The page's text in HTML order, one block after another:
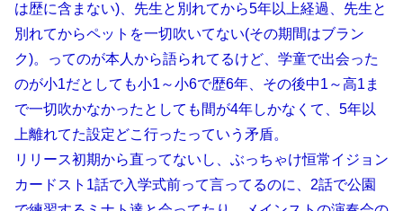
は歴に含まない)、先生と別れてから5年以上経過、先生と
別れてからペットを一切吹いてない(その期間はブラン
ク)。ってのが本人から語られてるけど、学童で出会った
のが小1だとしても小1～小6で歴6年、その後中1～高1ま
で一切吹かなかったとしても間が4年しかなくて、5年以
上離れてた設定どこ行ったっていう矛盾。
リリース初期から直ってないし、ぶっちゃけ恒常イジョン
カードスト1話で入学式前って言ってるのに、2話で公園